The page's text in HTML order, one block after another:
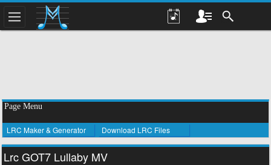
Page Menu
LRC Maker & Generator Download LRC Files
Lrc GOT7 Lullaby MV